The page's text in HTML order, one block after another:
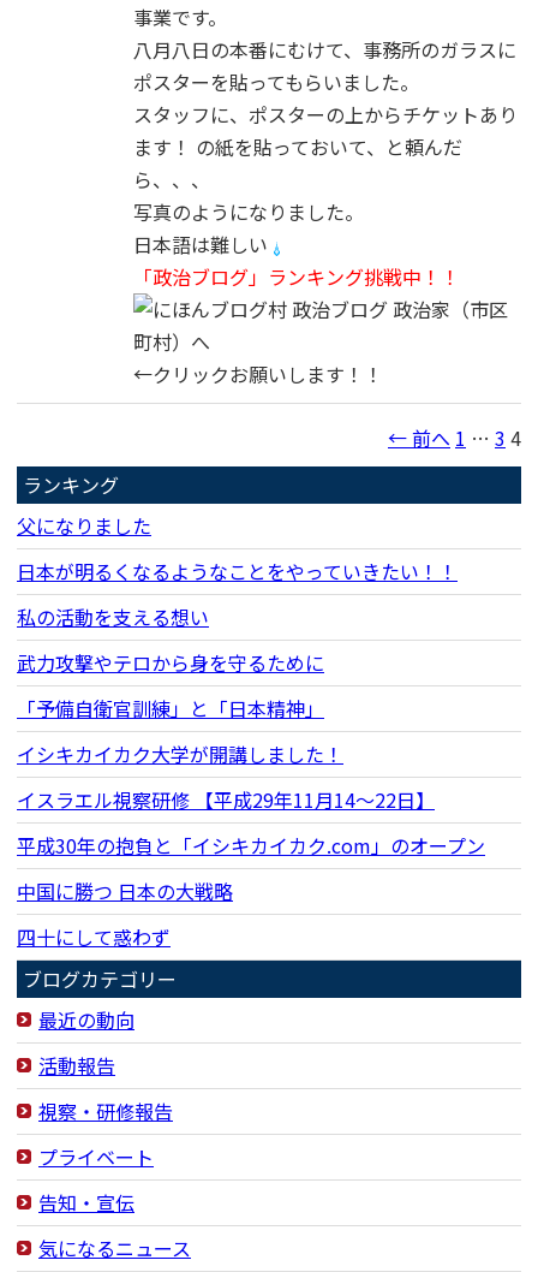
事業です。
八月八日の本番にむけて、事務所のガラスに
ポスターを貼ってもらいました。
スタッフに、ポスターの上からチケットあり
ます！ の紙を貼っておいて、と頼んだ
ら、、、
写真のようになりました。
日本語は難しい
「政治ブログ」ランキング挑戦中！！
←クリックお願いします！！
← 前へ 1 … 3 4
ランキング
父になりました
日本が明るくなるようなことをやっていきたい！！
私の活動を支える想い
武力攻撃やテロから身を守るために
「予備自衛官訓練」と「日本精神」
イシキカイカク大学が開講しました！
イスラエル視察研修 【平成29年11月14〜22日】
平成30年の抱負と「イシキカイカク.com」のオープン
中国に勝つ 日本の大戦略
四十にして惑わず
ブログカテゴリー
最近の動向
活動報告
視察・研修報告
プライベート
告知・宣伝
気になるニュース